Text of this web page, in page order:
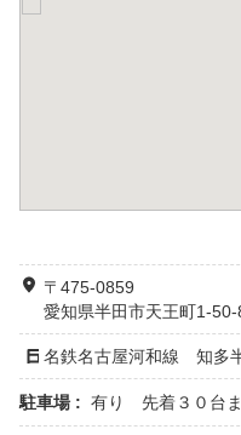
〒475-0859
愛知県半田市天王町1-50-
名鉄名古屋河和線 知多
駐車場 : 有り 先着３０台